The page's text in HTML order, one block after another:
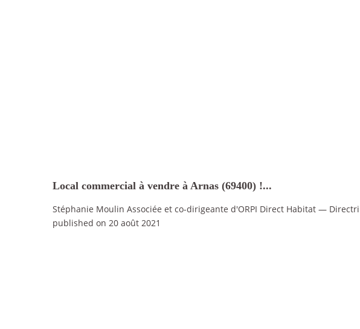
Local commercial à vendre à Arnas (69400) !...
Stéphanie Moulin Associée et co-dirigeante d'ORPI Direct Habitat — Directri
published on 20 août 2021